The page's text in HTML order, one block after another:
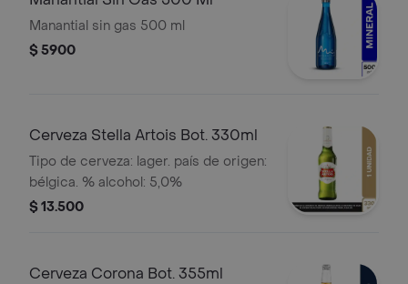
Manantial sin gas 500 ml
$ 5900
Cerveza Stella Artois Bot. 330ml
Tipo de cerveza: lager. país de origen:
bélgica. % alcohol: 5,0%
$ 13.500
Cerveza Corona Bot. 355ml